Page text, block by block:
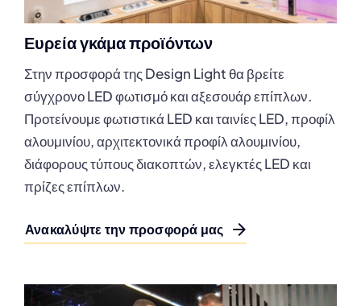
Ευρεία γκάμα προϊόντων
Στην προσφορά της Design Light θα βρείτε
σύγχρονο LED φωτισμό και αξεσουάρ επίπλων.
Προτείνουμε φωτιστικά LED και ταινίες LED, προφίλ
αλουμινίου, αρχιτεκτονικά προφίλ αλουμινίου,
διάφορους τύπους διακοπτών, ελεγκτές LED και
πρίζες επίπλων.
Ανακαλύψτε την προσφορά μας